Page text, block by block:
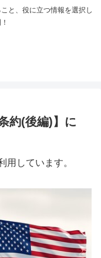
と、役に立つ情報を選択し
約(後編)】に
用しています。